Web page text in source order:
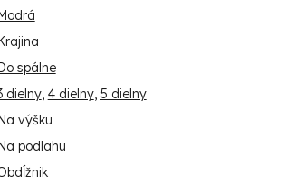
spálne
dielny, 4 dielny, 5 dielny
výšku
podlahu